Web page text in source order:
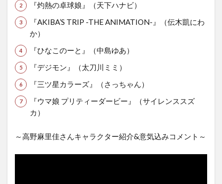
『灼熱の卓球娘』（天下ハナビ）
『AKIBA’S TRIP -THE ANIMATION-』（伝木凱にわ
か）
『ひなこのーと』（中島ゆあ）
『デジモン』（太刀川ミミ）
『三ツ星カラーズ』（さっちゃん）
『ウマ娘 プリティーダービー』（サイレンススズ
カ）
～高野麻里佳さんキャラクター紹介&意気込みコメント～